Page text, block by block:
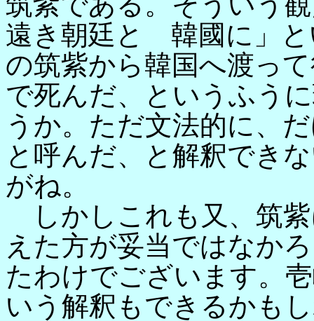
遠き朝廷と 韓國に」と
の筑紫から韓国へ渡っ
で死んだ、というふう
うか。ただ文法的に、
と呼んだ、と解釈でき
がね。
しかしこれも又、筑
えた方が妥当ではなか
たわけでございます。
いう解釈もできるかも